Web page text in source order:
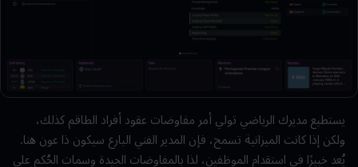
يستطيع مديرك الرياضي تولي أمر مفاوضات عقود أفراد الطاقم كذلك،
ولكن إذا كانت الميزانية تسمح، فإن المدير الفني البارع سيكون ذا عون هنا.
يُعد خبيرًا في استقدام الموظفين، لذا بالمفاوضات الجيدة وسمات الحُكم على